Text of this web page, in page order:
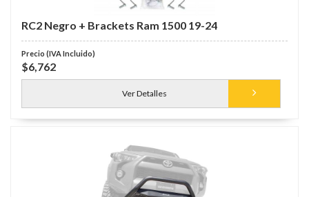
RC2 Negro + Brackets Ram 1500 19-24
$6,762
Ver Detalles